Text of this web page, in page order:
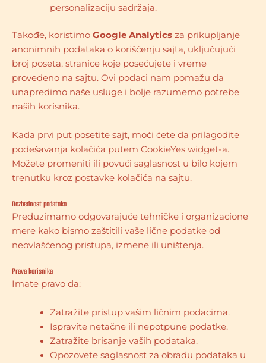
personalizaciju sadržaja.
Takođe, koristimo Google Analytics za prikupljanje
anonimnih podataka o korišćenju sajta, uključujući
broj poseta, stranice koje posećujete i vreme
provedeno na sajtu. Ovi podaci nam pomažu da
unapredimo naše usluge i bolje razumemo potrebe
naših korisnika.
Kada prvi put posetite sajt, moći ćete da prilagodite
podešavanja kolačića putem CookieYes widget-a.
Možete promeniti ili povući saglasnost u bilo kojem
trenutku kroz postavke kolačića na sajtu.
Bezbednost podataka
Preduzimamo odgovarajuće tehničke i organizacione
mere kako bismo zaštitili vaše lične podatke od
neovlašćenog pristupa, izmene ili uništenja.
Prava korisnika
Imate pravo da:
Zatražite pristup vašim ličnim podacima.
Ispravite netačne ili nepotpune podatke.
Zatražite brisanje vaših podataka.
Opozovete saglasnost za obradu podataka u